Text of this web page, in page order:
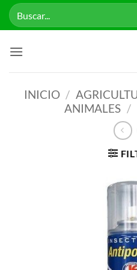
Saltar
Buscar
por:
INICIO /
ANIMALES /